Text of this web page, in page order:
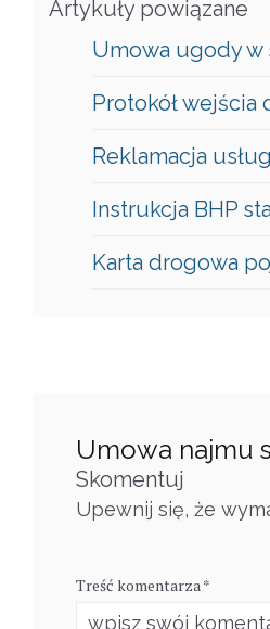
Artykuły powiązane
Umowa ugody w
Protokół wejścia
Reklamacja
Instrukcja BHP
Karta drogowa
Umowa najmu
Skomentuj
Upewnij się, że
Treść komentarza *